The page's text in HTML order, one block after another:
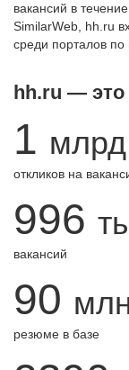
вакансий в
SimilarWeb, hh.ru
среди порталов по
hh.ru — это
1 млрд
откликов на
996
вакансий
90
резюме в базе